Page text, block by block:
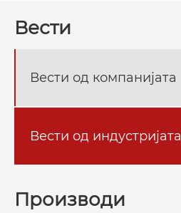
Вести
Вести од компанијата
Вести од индустријата
Производи